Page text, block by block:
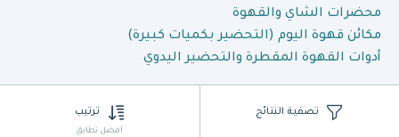
محضرات الشاي والقهوة
مكائن قهوة اليوم (التحضير بكميات كبيرة)
أدوات القهوة المقطرة والتحضير اليدوي
تصفية النتائج ترتيب
أفضل تطابق